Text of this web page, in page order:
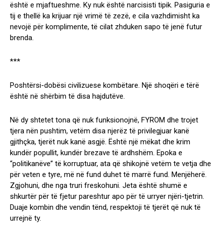
është e mjaftueshme. Ky nuk është narcisisti tipik. Pasiguria e
tij e thellë ka krijuar një vrimë të zezë, e cila vazhdimisht ka
nevojë për komplimente, të cilat zhduken sapo të jenë futur
brenda.
***
Poshtërsi-dobësi civilizuese kombëtare. Një shoqëri e tërë
është në shërbim të disa hajdutëve.
Në dy shtetet tona që nuk funksionojnë, FYROM dhe trojet
tjera nën pushtim, vetëm disa njerëz të privilegjuar kanë
gjithçka, tjerët nuk kanë asgjë. Është një mëkat dhe krim
kundër popullit, kundër brezave të ardhshëm. Epoka e
“politikanëve” të korruptuar, ata që shikojnë vetëm te vetja dhe
për veten e tyre, më në fund duhet të marrë fund. Menjëherë.
Zgjohuni, dhe nga truri freskohuni. Jeta është shumë e
shkurtër për të fjetur pareshtur apo për të urryer njëri-tjetrin.
Duaje kombin dhe vendin tënd, respektoji të tjerët që nuk të
urrejnë ty.